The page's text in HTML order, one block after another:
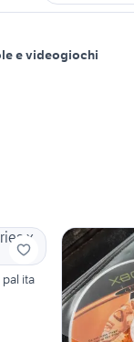
e videogiochi
ita